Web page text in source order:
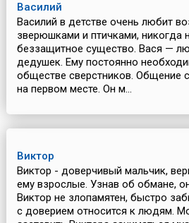
Василий
Василий в детстве очень любит
зверюшками и птичками, никогда
беззащитное существо. Вася —
дедушек. Ему постоянно
обществе сверстников. Общение
на первом месте. Он м...
Виктор
Виктор - доверчивый мальчик,
ему взрослые. Узнав об обмане,
Виктор не злопамятен, быстро
с доверием относится к людям.